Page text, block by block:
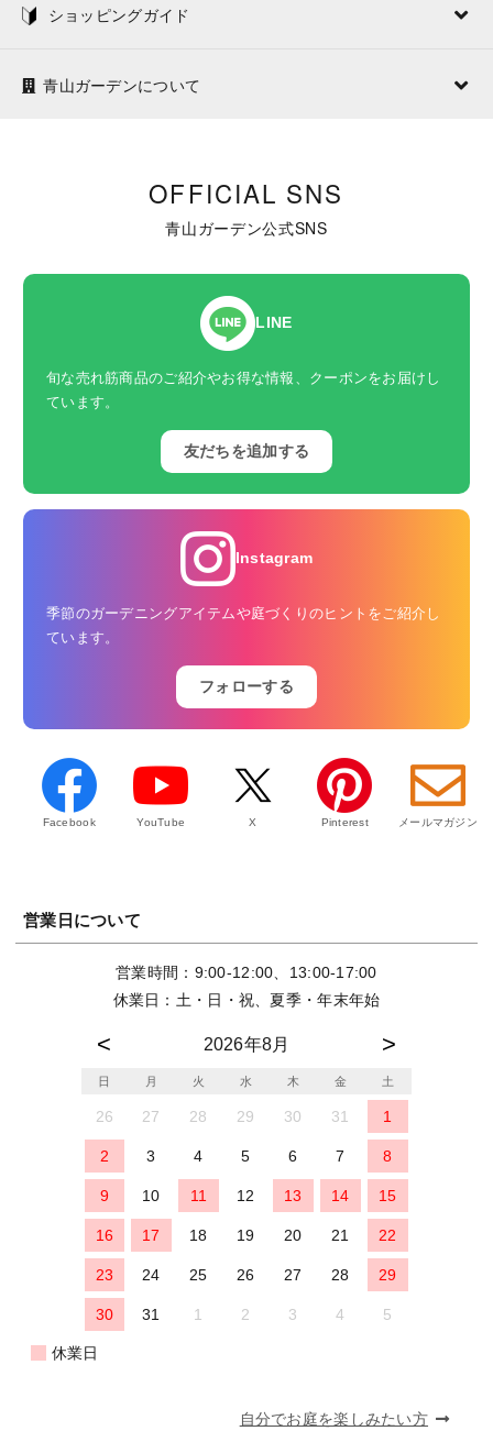
ショッピングガイド
青山ガーデンについて
OFFICIAL SNS
青山ガーデン公式SNS
LINE
旬な売れ筋商品のご紹介やお得な情報、クーポンをお届けし
ています。
友だちを追加する
Instagram
季節のガーデニングアイテムや庭づくりのヒントをご紹介し
ています。
フォローする
Facebook YouTube X Pinterest メールマガジン
営業日について
営業時間：9:00-12:00、13:00-17:00
休業日：土・日・祝、夏季・年末年始
2026年8月
日 月 火 水 木 金 土
26 27 28 29 30 31 1
2 3 4 5 6 7 8
9 10 11 12 13 14 15
16 17 18 19 20 21 22
23 24 25 26 27 28 29
30 31 1 2 3 4 5
休業日
自分でお庭を楽しみたい方